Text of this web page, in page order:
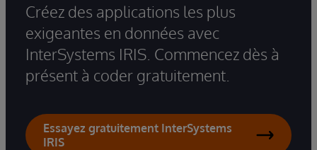
Créez des applications les plus
exigeantes en données avec
InterSystems IRIS. Commencez dès à
présent à coder gratuitement.
Essayez gratuitement InterSystems
IRIS